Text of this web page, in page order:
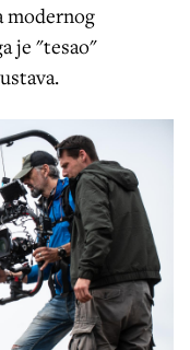
modernog
je "tesao"